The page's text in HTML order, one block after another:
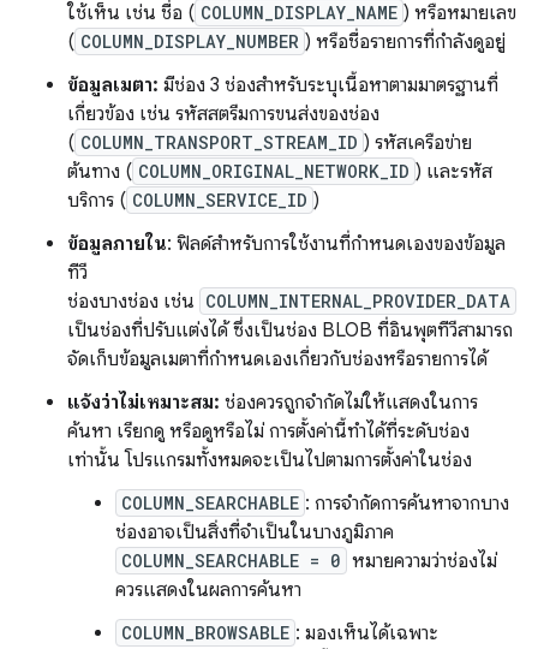
ใช้เห็น เช่น ชื่อ ( COLUMN_DISPLAY_NAME ) หรือหมายเลข
( COLUMN_DISPLAY_NUMBER ) หรือชื่อรายการที่กำลังดูอยู่
ข้อมูลเมตา: มีช่อง 3 ช่องสำหรับระบุเนื้อหาตามมาตรฐานที่
เกี่ยวข้อง เช่น รหัสสตรีมการขนส่งของช่อง
( COLUMN_TRANSPORT_STREAM_ID ) รหัสเครือข่าย
ต้นทาง ( COLUMN_ORIGINAL_NETWORK_ID ) และรหัส
บริการ ( COLUMN_SERVICE_ID )
ข้อมูลภายใน: ฟิลด์สำหรับการใช้งานที่กำหนดเองของข้อมูล
ทีวี
ช่องบางช่อง เช่น COLUMN_INTERNAL_PROVIDER_DATA
เป็นช่องที่ปรับแต่งได้ ซึ่งเป็นช่อง BLOB ที่อินพุตทีวีสามารถ
จัดเก็บข้อมูลเมตาที่กำหนดเองเกี่ยวกับช่องหรือรายการได้
แจ้งว่าไม่เหมาะสม: ช่องควรถูกจำกัดไม่ให้แสดงในการ
ค้นหา เรียกดู หรือดูหรือไม่ การตั้งค่านี้ทำได้ที่ระดับช่อง
เท่านั้น โปรแกรมทั้งหมดจะเป็นไปตามการตั้งค่าในช่อง
COLUMN_SEARCHABLE : การจำกัดการค้นหาจากบาง
ช่องอาจเป็นสิ่งที่จําเป็นในบางภูมิภาค
COLUMN_SEARCHABLE = 0 หมายความว่าช่องไม่
ควรแสดงในผลการค้นหา
COLUMN_BROWSABLE : มองเห็นได้เฉพาะ